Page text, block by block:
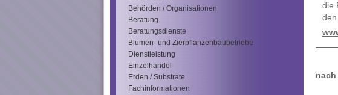
Behörden / Organisationen
Beratung
Beratungsdienste
Blumen- und Zierpflanzenbaubetriebe
Dienstleistung
Einzelhandel
Erden / Substrate
Fachinformationen
die